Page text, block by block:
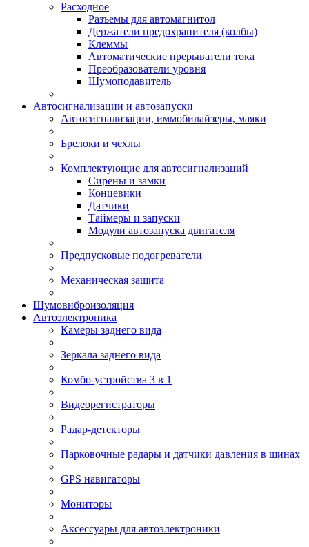
Расходное
Разъемы для автомагнитол
Держатели предохранителя (колбы)
Клеммы
Автоматические прерыватели тока
Преобразователи уровня
Шумоподавитель
Автосигнализации и автозапуски
Автосигнализации, иммобилайзеры, маяки
Брелоки и чехлы
Комплектующие для автосигнализаций
Сирены и замки
Концевики
Датчики
Таймеры и запуски
Модули автозапуска двигателя
Предпусковые подогреватели
Механическая защита
Шумовиброизоляция
Автоэлектроника
Камеры заднего вида
Зеркала заднего вида
Комбо-устройства 3 в 1
Видеорегистраторы
Радар-детекторы
Парковочные радары и датчики давления в шинах
GPS навигаторы
Мониторы
Аксессуары для автоэлектроники